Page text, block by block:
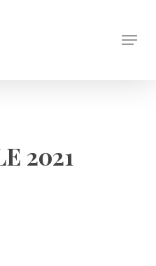
Menu
2021
Close